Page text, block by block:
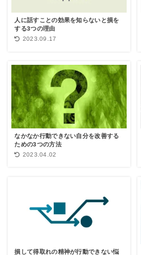
人に話すことの効果を知らないと損を
する3つの理由
2023.09.17
なかなか行動できない自分を改善する
ための3つの方法
2023.04.02
損して得取れの精神が行動できない悩